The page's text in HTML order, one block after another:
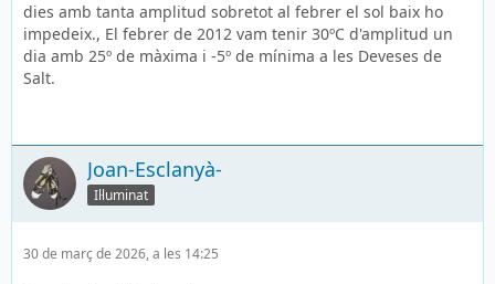
dies amb tanta amplitud sobretot al febrer el sol baix ho
impedeix., El febrer de 2012 vam tenir 30ºC d'amplitud un
dia amb 25º de màxima i -5º de mínima a les Deveses de
Salt.
Joan-Esclanyà-
Il·luminat
30 de març de 2026, a les 14:25